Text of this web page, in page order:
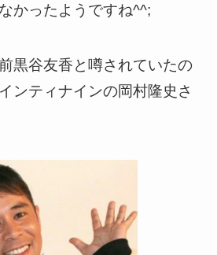
かったようですね^^;
黒谷友香と噂されていたの
ンティナインの岡村隆史さ